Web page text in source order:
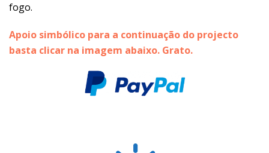
fogo.
Apoio simbólico para a continuação do projecto
basta clicar na imagem abaixo. Grato.